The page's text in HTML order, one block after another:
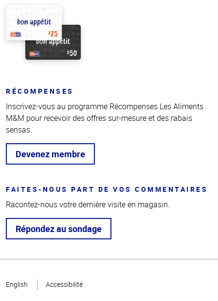
RÉCOMPENSES
Inscrivez-vous au programme Récompenses Les Aliments
M&M pour recevoir des offres sur-mesure et des rabais
sensas.
Devenez membre
FAITES-NOUS PART DE VOS COMMENTAIRES
Racontez-nous votre dernière visite en magasin.
Répondez au sondage
page
English Accessibilité